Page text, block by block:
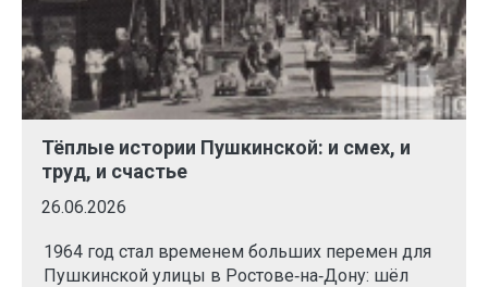
Тёплые истории Пушкинской: и смех, и
труд, и счастье
26.06.2026
1964 год стал временем больших перемен для
Пушкинской улицы в Ростове‑на‑Дону: шёл